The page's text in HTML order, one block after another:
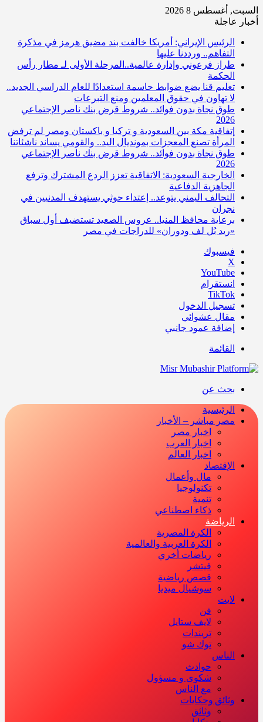
السبت, أغسطس 8 2026
أخبار عاجلة
الرئيس الإيراني: أمريكا خالفت بند مضيق هرمز في مذكرة
التفاهم.. ورددنا عليها
طراز فرعوني وإدارة عالمية..المرحلة الأولى لـ مطار رأس
الحكمة
تعليم قنا يضع ضوابط حاسمة استعدادًا للعام الدراسي الجديد..
لا تهاون في حقوق المعلمين ومنع التبرعات
طوق نجاة بدون فوائد.. شروط قرض بنك ناصر الإجتماعي
2026
إتفاقية مكة بين السعودية و تركيا و باكستان ومصر لم ترفض
المرأة تصنع المعجزات بمونديال اليد.. والقومي يساند ناشئاتنا
طوق نجاة بدون فوائد.. شروط قرض بنك ناصر الإجتماعي
2026
الخارجية السعودية: الاتفاقية تعزز الردع المشترك وترفع
الجاهزية الدفاعية
التحالف اليمني يتوعد.. إعتداء حوثي يستهدف المدنيين في
نجران
برعاية محافظ المنيا.. عروس الصعيد تستضيف أول سباق
«ريد بُل لف ودوران» للدراجات في مصر
فيسبوك
‫X
‫YouTube
انستقرام
‫TikTok
تسجيل الدخول
مقال عشوائي
إضافة عمود جانبي
القائمة
بحث عن
الرئيسية
مصر مباشر – الأخبار
اخبار مصر
اخبار العرب
اخبار العالم
الإقتصاد
مال وأعمال
تكنولوجيا
تنمية
ذكاء اصطناعي
الرياضة
الكرة المصرية
الكرة العربية والعالمية
رياضات أخري
فيتشر
قصص رياضية
سوشيال ميديا
لايت
فن
لايف ستايل
تريندات
توك شو
الناس
حوادث
شكوى و مسؤول
مع الناس
وثائق وحكايات
وثائق